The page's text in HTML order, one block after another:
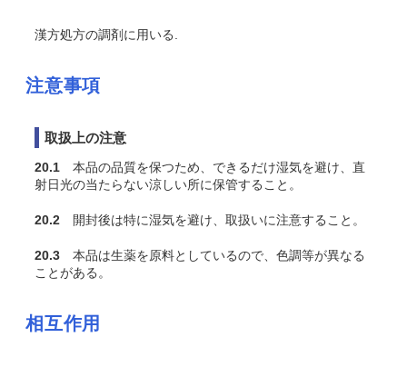
漢方処方の調剤に用いる.
注意事項
取扱上の注意
20.1 本品の品質を保つため、できるだけ湿気を避け、直
射日光の当たらない涼しい所に保管すること。
20.2 開封後は特に湿気を避け、取扱いに注意すること。
20.3 本品は生薬を原料としているので、色調等が異なる
ことがある。
相互作用